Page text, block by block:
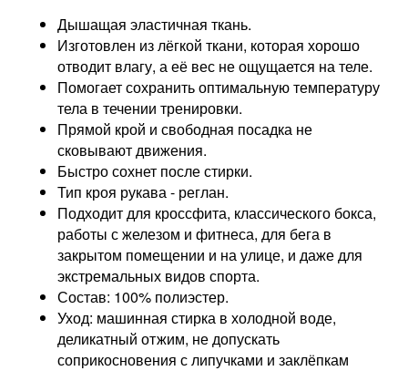
Дышащая эластичная ткань.
Изготовлен из лёгкой ткани, которая хорошо
отводит влагу, а её вес не ощущается на теле.
Помогает сохранить оптимальную температуру
тела в течении тренировки.
Прямой крой и свободная посадка не
сковывают движения.
Быстро сохнет после стирки.
Тип кроя рукава - реглан.
Подходит для кроссфита, классического бокса,
работы с железом и фитнеса, для бега в
закрытом помещении и на улице, и даже для
экстремальных видов спорта.
Состав: 100% полиэстер.
Уход: машинная стирка в холодной воде,
деликатный отжим, не допускать
соприкосновения с липучками и заклёпкам